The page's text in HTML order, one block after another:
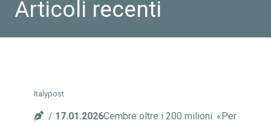
Articoli recenti
Italypost
17.01.2026Cembre oltre i 200 milioni. «Per